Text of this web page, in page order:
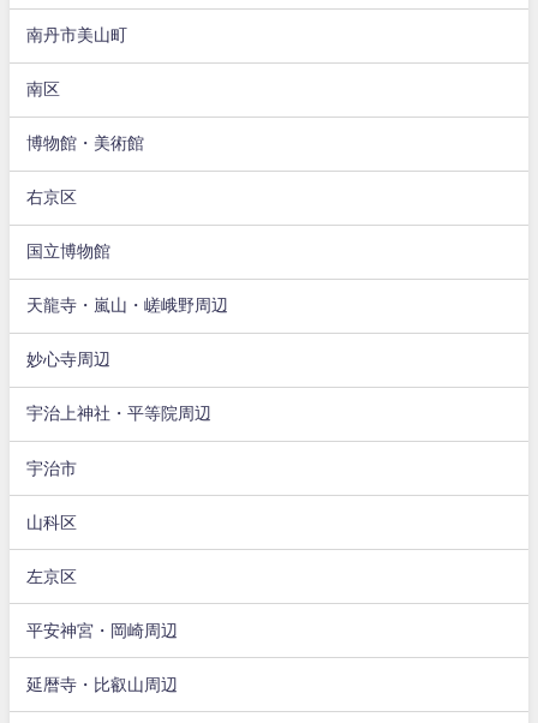
南丹市美山町
南区
博物館・美術館
右京区
国立博物館
天龍寺・嵐山・嵯峨野周辺
妙心寺周辺
宇治上神社・平等院周辺
宇治市
山科区
左京区
平安神宮・岡崎周辺
延暦寺・比叡山周辺